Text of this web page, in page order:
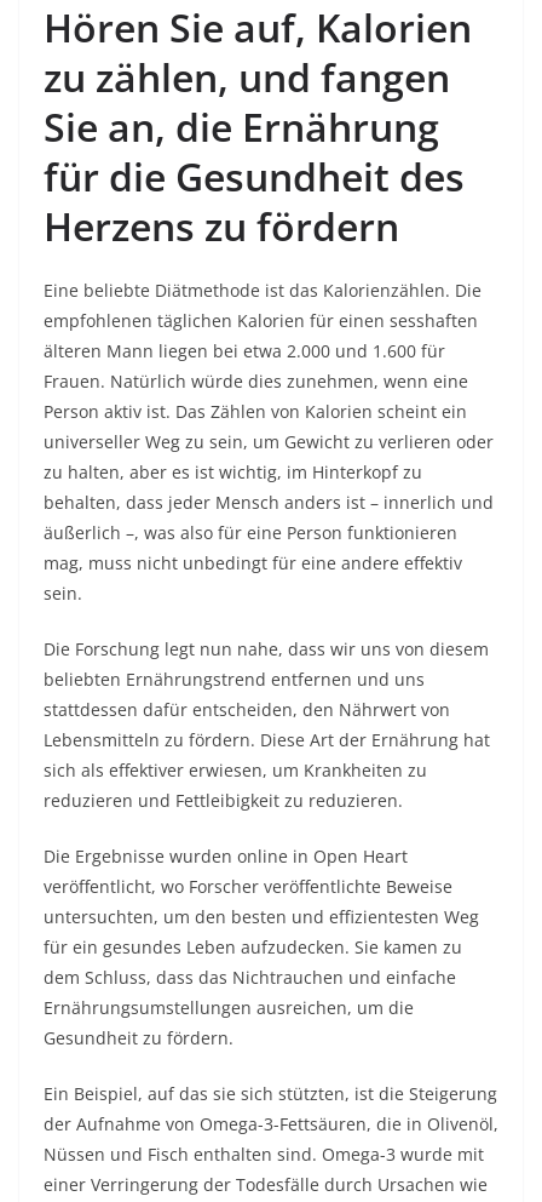
Hören Sie auf, Kalorien
zu zählen, und fangen
Sie an, die Ernährung
für die Gesundheit des
Herzens zu fördern
Eine beliebte Diätmethode ist das Kalorienzählen. Die
empfohlenen täglichen Kalorien für einen sesshaften
älteren Mann liegen bei etwa 2.000 und 1.600 für
Frauen. Natürlich würde dies zunehmen, wenn eine
Person aktiv ist. Das Zählen von Kalorien scheint ein
universeller Weg zu sein, um Gewicht zu verlieren oder
zu halten, aber es ist wichtig, im Hinterkopf zu
behalten, dass jeder Mensch anders ist – innerlich und
äußerlich –, was also für eine Person funktionieren
mag, muss nicht unbedingt für eine andere effektiv
sein.
Die Forschung legt nun nahe, dass wir uns von diesem
beliebten Ernährungstrend entfernen und uns
stattdessen dafür entscheiden, den Nährwert von
Lebensmitteln zu fördern. Diese Art der Ernährung hat
sich als effektiver erwiesen, um Krankheiten zu
reduzieren und Fettleibigkeit zu reduzieren.
Die Ergebnisse wurden online in Open Heart
veröffentlicht, wo Forscher veröffentlichte Beweise
untersuchten, um den besten und effizientesten Weg
für ein gesundes Leben aufzudecken. Sie kamen zu
dem Schluss, dass das Nichtrauchen und einfache
Ernährungsumstellungen ausreichen, um die
Gesundheit zu fördern.
Ein Beispiel, auf das sie sich stützten, ist die Steigerung
der Aufnahme von Omega-3-Fettsäuren, die in Olivenöl,
Nüssen und Fisch enthalten sind. Omega-3 wurde mit
einer Verringerung der Todesfälle durch Ursachen wie